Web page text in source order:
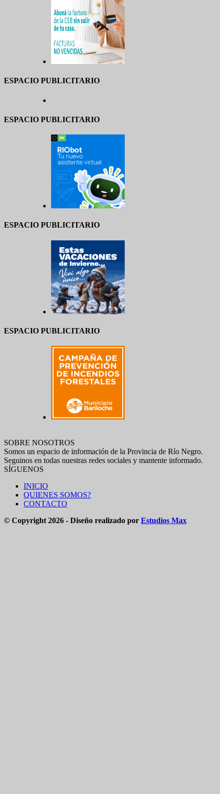
ESPACIO PUBLICITARIO
ESPACIO PUBLICITARIO
ESPACIO PUBLICITARIO
ESPACIO PUBLICITARIO
SOBRE NOSOTROS
Somos un espacio de información de la Provincia de Río Negro.
Seguinos en todas nuestras redes sociales y mantente informado.
SÍGUENOS
INICIO
QUIENES SOMOS?
CONTACTO
© Copyright 2026 - Diseño realizado por Estudios Max